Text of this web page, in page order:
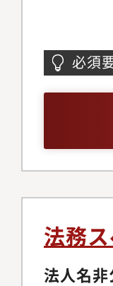
必須
法務
法人名